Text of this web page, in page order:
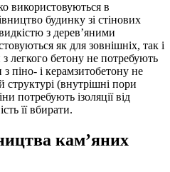
використовуються в
будинку зі стінових
з дерев’яними
як для зовнішніх, так і
легкого бетону не потребують
піно- і керамзитобетону не
структурі (внутрішні пори
потребують ізоляції від
її вбирати.
кам’яних